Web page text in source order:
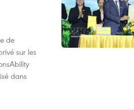
de
sur les
dans